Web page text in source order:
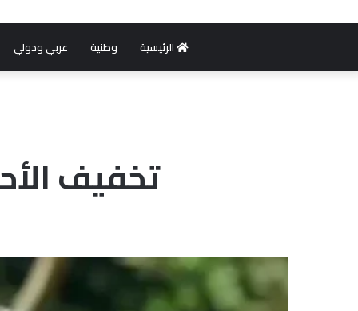
الرئيسية وطنية عربي ودولي
تخفيف